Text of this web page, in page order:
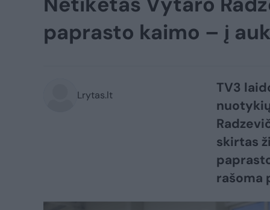
paprasto kaimo – į
Lrytas.lt
TV3
skirtas
rašoma